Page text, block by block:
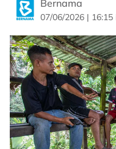
Bernama
07/06/2026 | 16:15